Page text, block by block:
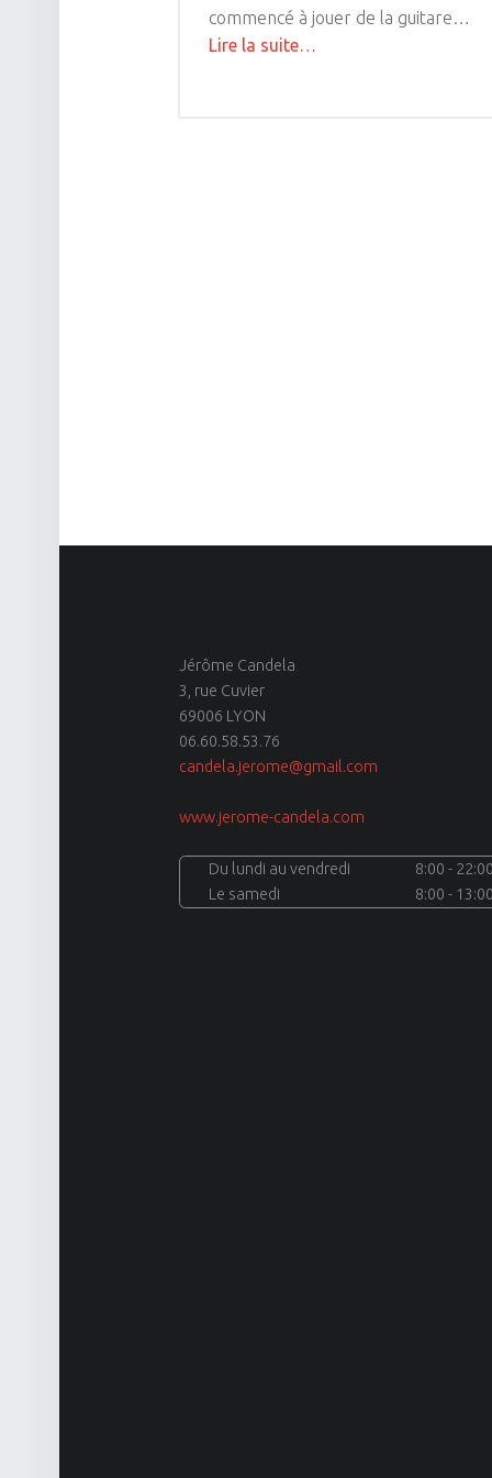
commencé à jouer de la guitare…
Lire la suite"Jérôme
…
Jérôme Candela
3, rue Cuvier
69006 LYON
06.60.58.53.76
candela.jerome@gmail.com
www.jerome-candela.com
Du lundi au vendredi
8:00 - 22:00
Le samedi
8:00 - 13:00